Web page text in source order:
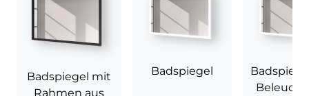
Badspiegel mit
Rahmen aus
Badspiegel